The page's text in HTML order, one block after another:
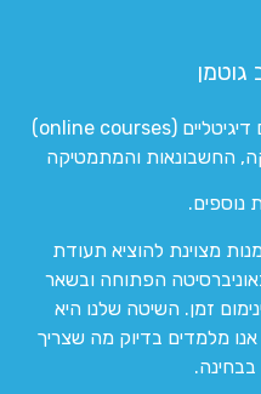
גוטמן
המרכז המוביל והמקצועי לקורסים דיגיטליים (online courses)
החשבונאות והמתמטיקה
נוספים.
מצוינת להוציא תעודת
הפתוחה ובשאר
זמן. השיטה שלנו היא
מלמדים בדיוק מה שצריך
בבחינה.